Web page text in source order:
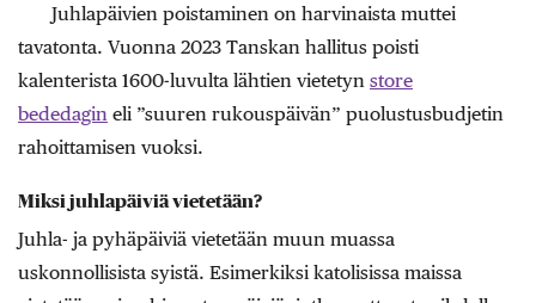
Juhlapäivien poistaminen on harvinaista muttei
tavatonta. Vuonna 2023 Tanskan hallitus poisti
kalenterista 1600-luvulta lähtien vietetyn store
bededagin eli ”suuren rukouspäivän” puolustusbudjetin
rahoittamisen vuoksi.
Miksi juhlapäiviä vietetään?
Juhla- ja pyhäpäiviä vietetään muun muassa
uskonnollisista syistä. Esimerkiksi katolisissa maissa